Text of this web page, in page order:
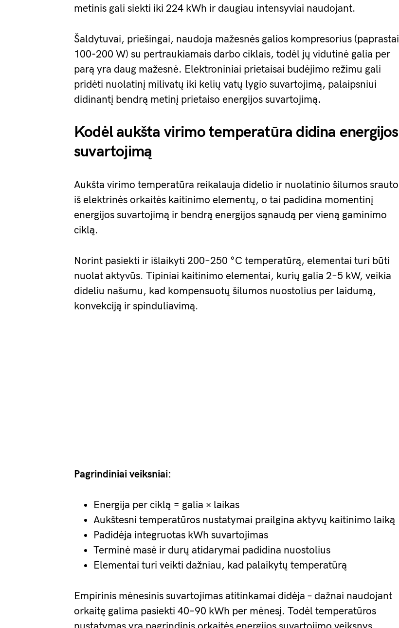
metinis gali siekti iki 224 kWh ir daugiau intensyviai naudojant.
Šaldytuvai, priešingai, naudoja mažesnės galios kompresorius (paprastai
100-200 W) su pertraukiamais darbo ciklais, todėl jų vidutinė galia per
parą yra daug mažesnė. Elektroniniai prietaisai budėjimo režimu gali
pridėti nuolatinį milivatų iki kelių vatų lygio suvartojimą, palaipsniui
didinantį bendrą metinį prietaiso energijos suvartojimą.
Kodėl aukšta virimo temperatūra didina energijos
suvartojimą
Aukšta virimo temperatūra reikalauja didelio ir nuolatinio šilumos srauto
iš elektrinės orkaitės kaitinimo elementų, o tai padidina momentinį
energijos suvartojimą ir bendrą energijos sąnaudą per vieną gaminimo
ciklą.
Norint pasiekti ir išlaikyti 200–250 °C temperatūrą, elementai turi būti
nuolat aktyvūs. Tipiniai kaitinimo elementai, kurių galia 2–5 kW, veikia
dideliu našumu, kad kompensuotų šilumos nuostolius per laidumą,
konvekciją ir spinduliavimą.
Pagrindiniai veiksniai:
Energija per ciklą = galia × laikas
Aukštesni temperatūros nustatymai prailgina aktyvų kaitinimo laiką
Padidėja integruotas kWh suvartojimas
Terminė masė ir durų atidarymai padidina nuostolius
Elementai turi veikti dažniau, kad palaikytų temperatūrą
Empirinis mėnesinis suvartojimas atitinkamai didėja – dažnai naudojant
orkaitę galima pasiekti 40–90 kWh per mėnesį. Todėl temperatūros